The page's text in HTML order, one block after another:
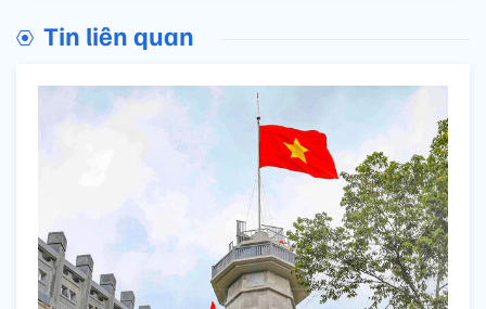
Tin liên quan